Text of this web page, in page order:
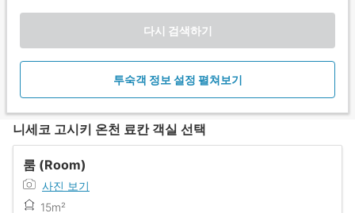
다시 검색하기
투숙객 정보 설정 펼쳐보기
니세코 고시키 온천 료칸 객실 선택
룸 (Room)
사진 보기
15m²